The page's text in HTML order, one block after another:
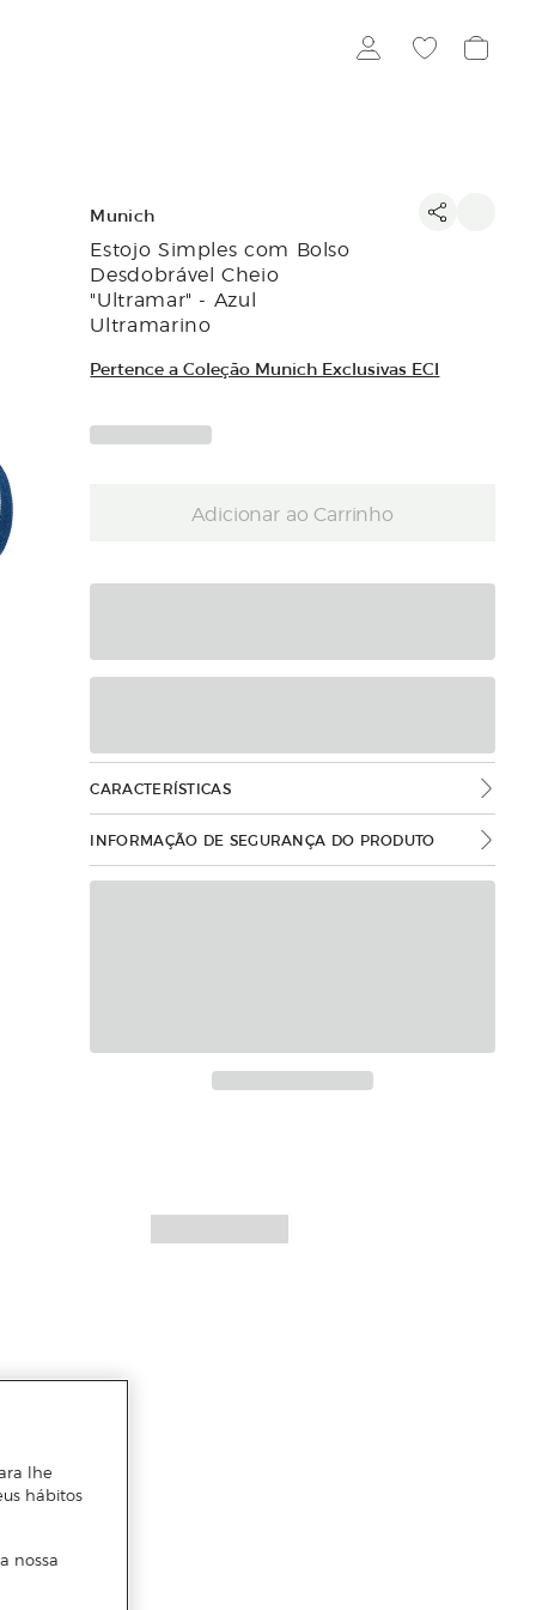
Munich
Estojo Simples com Bolso
Desdobrável Cheio
"Ultramar" - Azul
Ultramarino
Pertence a Coleção Munich Exclusivas ECI
Adicionar ao Carrinho
CARACTERÍSTICAS
INFORMAÇÃO DE SEGURANÇA DO PRODUTO
lhe
hábitos
nossa